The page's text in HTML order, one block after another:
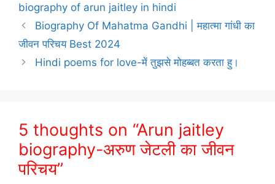
biography of arun jaitley in hindi
Biography Of Mahatma Gandhi | महात्मा गांधी का
जीवन परिचय Best 2024
Hindi poems for love-में तुझसे मोहब्बत करता हु।
5 thoughts on “Arun jaitley
biography-अरुण जेटली का जीवन
परिचय”